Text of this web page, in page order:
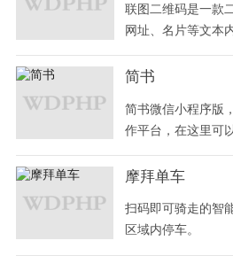
联图二维码是一款
网址、名片等文本
简书
简书微信小程序版
作平台，在这里可
摩拜单车
扫码即可骑走的智
区域内停车。